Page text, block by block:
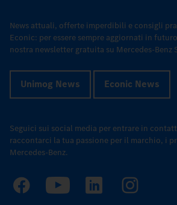
News attuali, offerte imperdibili e consigli
Econic: per essere sempre aggiornati in
nostra newsletter gratuita su Mercedes-Benz
Unimog News Econic News
Seguici sui social media per entrare in
raccontarci la tua passione per il marchio, i
Mercedes-Benz.